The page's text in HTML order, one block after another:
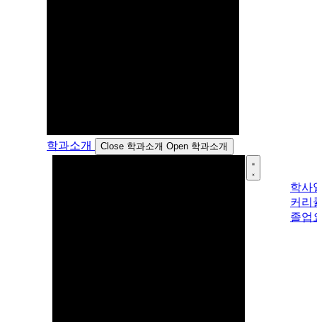
학과소개 Close 학과소개 Open 학과소개
학사
커리
졸업